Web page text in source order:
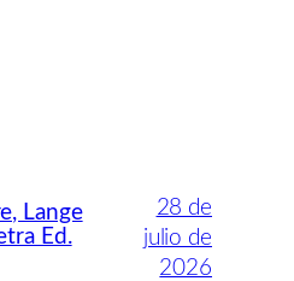
Lange
Ed.
28 de
julio de
2026